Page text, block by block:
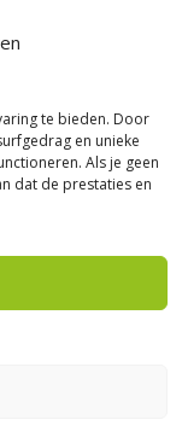
te bieden. Door
en unieke
Als je geen
dat de prestaties en